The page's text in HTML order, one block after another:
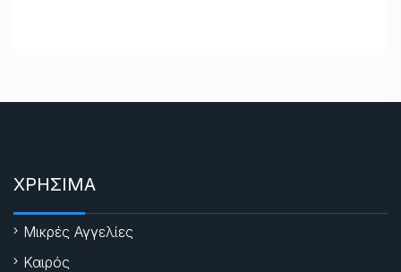
ΧΡΗΣΙΜΑ
Μικρές Αγγελίες
Καιρός